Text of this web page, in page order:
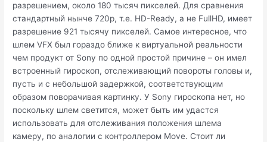
разрешением, около 180 тысяч пикселей. Для сравнения
стандартный нынче 720p, т.е. HD-Ready, а не FullHD, имеет
разрешение 921 тысячу пикселей. Самое интересное, что
шлем VFX был гораздо ближе к виртуальной реальности
чем продукт от Sony по одной простой причине – он имел
встроенный гироскоп, отслеживающий повороты головы и,
пусть и с небольшой задержкой, соответствующим
образом поворачивая картинку. У Sony гироскопа нет, но
поскольку шлем светится, может быть им удастся
использовать для отслеживания положения шлема
камеру, по аналогии с контроллером Move. Стоит ли